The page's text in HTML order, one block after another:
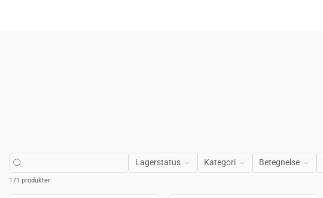
Lagerstatus Kategori Betegnelse
171 produkter